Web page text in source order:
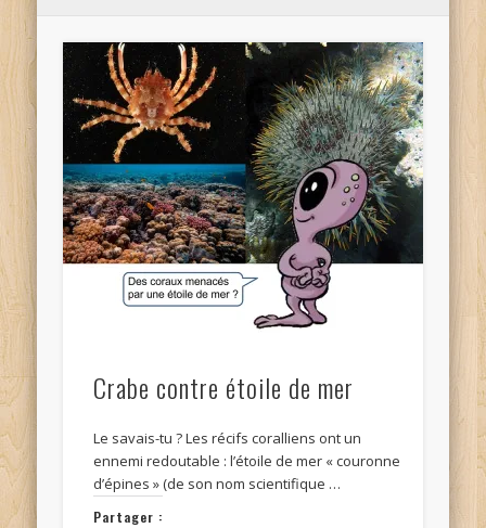
Crabe contre étoile de mer
Le savais-tu ? Les récifs coralliens ont un
ennemi redoutable : l’étoile de mer « couronne
d’épines » (de son nom scientifique …
Partager :